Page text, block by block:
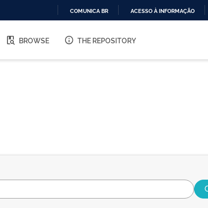
O
COMUNICA BR ACESSO À INFORMAÇÃO
BROWSE THE REPOSITORY